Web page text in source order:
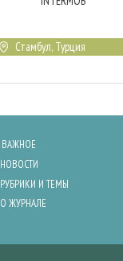
Стамбул, Турция
ВАЖНОЕ
НОВОСТИ
РУБРИКИ И ТЕМЫ
О ЖУРНАЛЕ